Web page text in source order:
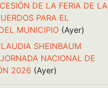
DE LA FERIA DE LA
PARA EL
MUNICIPIO (Ayer)
SHEINBAUM
NACIONAL DE
2026 (Ayer)